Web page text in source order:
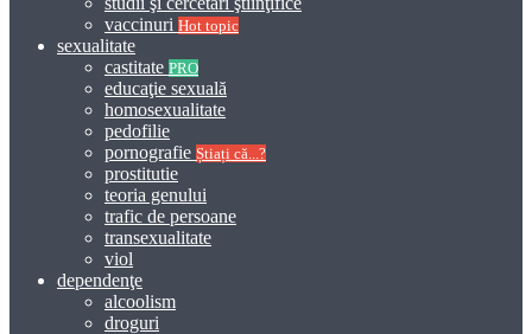
vaccinuri Hot topic
sexualitate
castitate PRO
educaţie sexuală
homosexualitate
pedofilie
pornografie Știați că...?
prostitutie
teoria genului
trafic de persoane
transexualitate
viol
dependenţe
alcoolism
droguri